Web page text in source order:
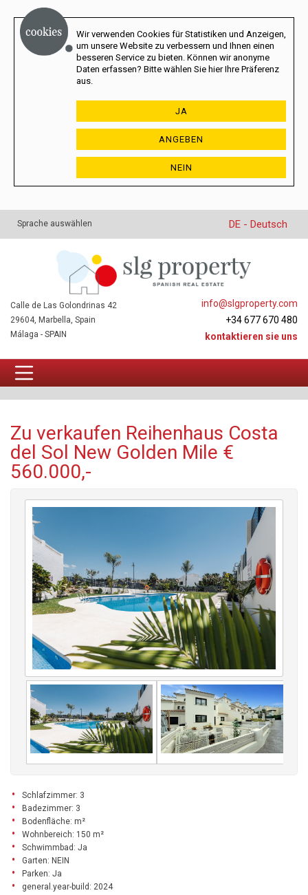
Wir verwenden Cookies für Statistiken und Anzeigen,
um unsere Website zu verbessern und Ihnen einen
besseren Service zu bieten. Können wir anonyme
Daten erfassen? Bitte wählen Sie hier Ihre Präferenz
aus.
JA
ANGEBEN
NEIN
Sprache auswählen DE - Deutsch
info@slgproperty.com
+34 677 670 480
kontaktieren sie uns
Calle de Las Golondrinas 42
29604, Marbella, Spain
Málaga - SPAIN
Zu verkaufen Reihenhaus Costa
del Sol New Golden Mile €
560.000,-
Schlafzimmer: 3
Badezimmer: 3
Bodenfläche: m²
Wohnbereich: 150 m²
Schwimmbad: Ja
Garten: NEIN
Parken: Ja
general.year-build: 2024